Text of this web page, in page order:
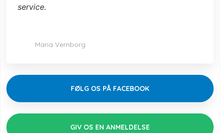
service.
Maria Vemborg​
FØLG OS PÅ FACEBOOK
GIV OS EN ANMELDELSE​